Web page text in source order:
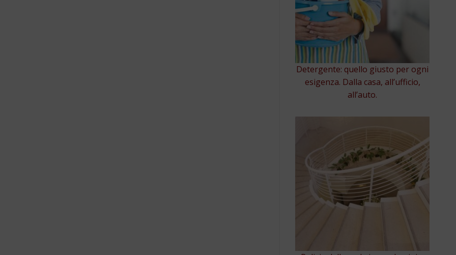
Detergente: quello giusto per ogni
esigenza. Dalla casa, all’ufficio,
all’auto.